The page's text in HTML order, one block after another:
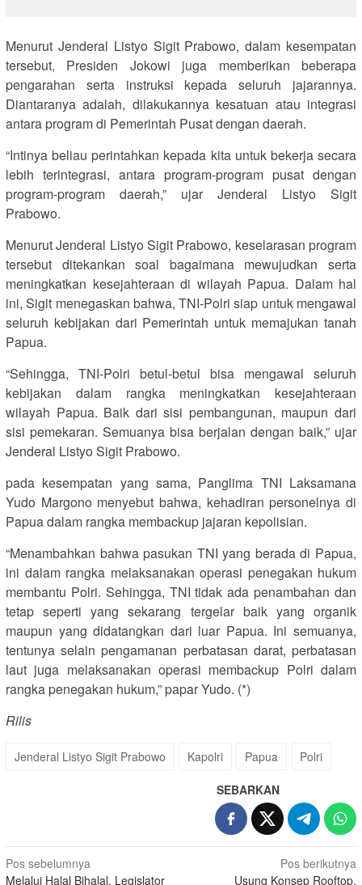
Menurut Jenderal Listyo Sigit Prabowo, dalam kesempatan
tersebut, Presiden Jokowi juga memberikan beberapa
pengarahan serta instruksi kepada seluruh jajarannya.
Diantaranya adalah, dilakukannya kesatuan atau integrasi
antara program di Pemerintah Pusat dengan daerah.
“Intinya beliau perintahkan kepada kita untuk bekerja secara
lebih terintegrasi, antara program-program pusat dengan
program-program daerah,” ujar Jenderal Listyo Sigit
Prabowo.
Menurut Jenderal Listyo Sigit Prabowo, keselarasan program
tersebut ditekankan soal bagaimana mewujudkan serta
meningkatkan kesejahteraan di wilayah Papua. Dalam hal
ini, Sigit menegaskan bahwa, TNI-Polri siap untuk mengawal
seluruh kebijakan dari Pemerintah untuk memajukan tanah
Papua.
“Sehingga, TNI-Polri betul-betul bisa mengawal seluruh
kebijakan dalam rangka meningkatkan kesejahteraan
wilayah Papua. Baik dari sisi pembangunan, maupun dari
sisi pemekaran. Semuanya bisa berjalan dengan baik,” ujar
Jenderal Listyo Sigit Prabowo.
pada kesempatan yang sama, Panglima TNI Laksamana
Yudo Margono menyebut bahwa, kehadiran personelnya di
Papua dalam rangka membackup jajaran kepolisian.
“Menambahkan bahwa pasukan TNI yang berada di Papua,
ini dalam rangka melaksanakan operasi penegakan hukum
membantu Polri. Sehingga, TNI tidak ada penambahan dan
tetap seperti yang sekarang tergelar baik yang organik
maupun yang didatangkan dari luar Papua. Ini semuanya,
tentunya selain pengamanan perbatasan darat, perbatasan
laut juga melaksanakan operasi membackup Polri dalam
rangka penegakan hukum,” papar Yudo. (*)
Rilis
Jenderal Listyo Sigit Prabowo Kapolri Papua Polri
SEBARKAN
Navigasi
Pos sebelumnya
Melalui Halal Bihalal, Legislator
Pos berikutnya
Usung Konsep Rooftop,